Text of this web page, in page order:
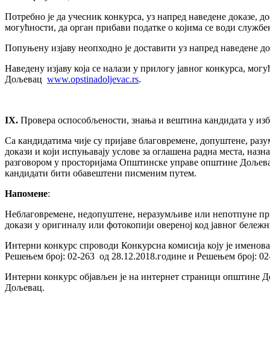
Потребно је да учесник конкурса, уз напред наведене доказе,
могућности, да орган прибави податке о којима се води
Попуњену изјаву неопходно је доставити уз напред наведене
Наведену изјаву која се налази у прилогу јавног конкурса,
Дољевац www.оpstinadoljevac.rs.
IX. Провера оспособљености, знања и вештина кандидата у
Са кандидатима чије су пријаве благовремене, допуштене,
докази и који испуњавају услове за оглашена радна места,
разговором у просторијама Општинске управе општине
кандидати бити обавештени писменим путем.
Напомене:
Неблаговремене, недопуштене, неразумљиве или непотпуне
докази у оригиналу или фотокопији овереној код јавног
Интерни конкурс спроводи Конкурсна комисија коју је
Решењем број: 02-263 од 28.12.2018.године и Решењем број:
Интерни конкурс објављен је на интернет страници
Дољевац.